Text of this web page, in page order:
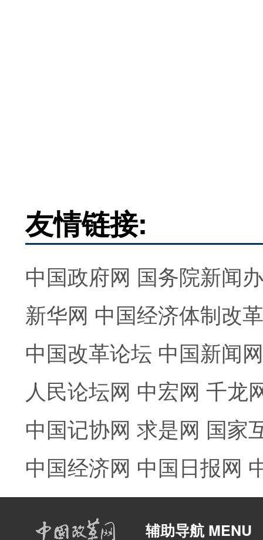
友情链接:
中国政府网 国务院新闻
新华网 中国经济体制改
中国改革论坛 中国新闻网
人民论坛网 中宏网 千龙
中国记协网 求是网 国家
中国经济网 中国日报网
辅助导航 MENU